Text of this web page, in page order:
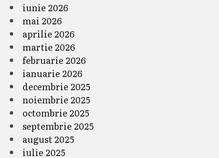
iunie 2026
mai 2026
aprilie 2026
martie 2026
februarie 2026
ianuarie 2026
decembrie 2025
noiembrie 2025
octombrie 2025
septembrie 2025
august 2025
iulie 2025